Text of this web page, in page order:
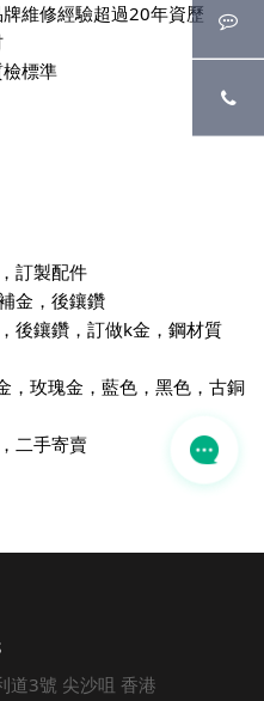
維修經驗超過20年資歷
標準
訂製配件
金，後鑲鑽
後鑲鑽，訂做k金，鋼材質
，玫瑰金，藍色，黑色，古銅
二手寄賣
道3號 尖沙咀 香港